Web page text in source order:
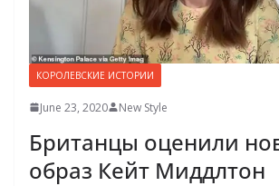
КОРОЛЕВСКИЕ ИСТОРИИ
June 23, 2020 New Style
Британцы оценили
образ Кейт Миддлтон